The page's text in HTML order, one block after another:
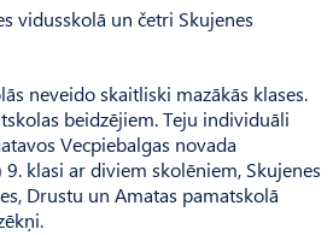
vidusskolā un četri Skujenes
neveido skaitliski mazākās klases.
beidzējiem. Teju individuāli
Vecpiebalgas novada
klasi ar diviem skolēniem, Skujenes
Drustu un Amatas pamatskolā